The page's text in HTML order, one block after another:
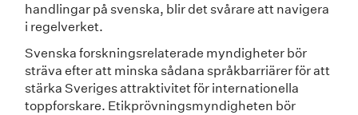
handlingar på svenska, blir det svårare att navigera
i regelverket.
Svenska forskningsrelaterade myndigheter bör
sträva efter att minska sådana språkbarriärer för att
stärka Sveriges attraktivitet för internationella
toppforskare. Etikprövningsmyndigheten bör